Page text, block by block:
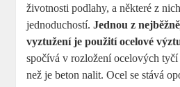
životnosti podlahy, a některé z
jednoduchostí.Jednou z
vyztužení je použití ocelové
spočívá v rozložení ocelových
než je beton nalit. Ocel se stává